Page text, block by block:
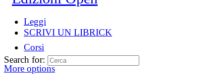
Leggi
SCRIVI UN LIBRICK
Corsi
More options
Search for: